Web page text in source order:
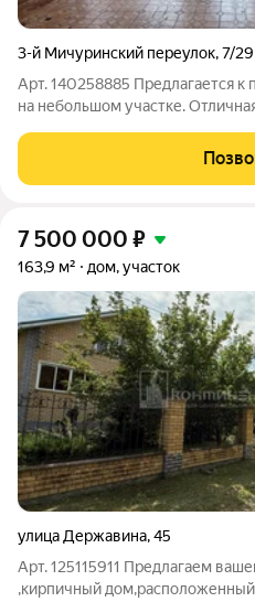
3-й Мичуринский переулок,7/29
Арт. 140258885 Предлагается
на небольшом участке.
90 кв.м. (требуется ремонт крыши). Коммуникации:
(газ/свет/вода)
7 500 000 ₽
163,9 м² дом, участок
улица Державина,45
Арт. 125115911 Предлагаем
,кирпичный дом,расположенный